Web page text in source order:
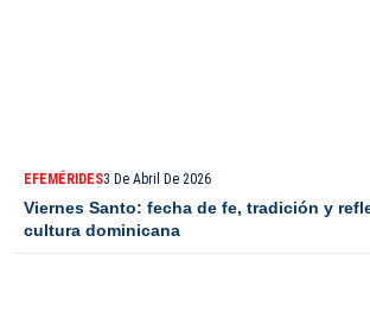
EFEMÉRIDES3 De Abril De 2026
Viernes Santo: fecha de fe, tradición y
cultura dominicana